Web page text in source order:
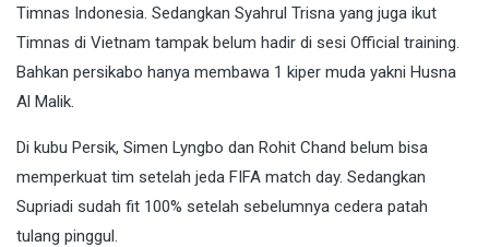
Timnas Indonesia. Sedangkan Syahrul Trisna yang juga ikut
Timnas di Vietnam tampak belum hadir di sesi Official training.
Bahkan persikabo hanya membawa 1 kiper muda yakni Husna
Al Malik.
Di kubu Persik, Simen Lyngbo dan Rohit Chand belum bisa
memperkuat tim setelah jeda FIFA match day. Sedangkan
Supriadi sudah fit 100% setelah sebelumnya cedera patah
tulang pinggul.